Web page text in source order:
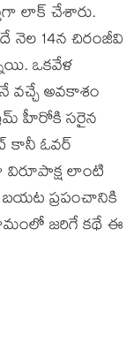
లాక్ చేశారు.
నెల 14న చిరంజీవి
ఒకవేళ
వచ్చే అవకాశం
హీరోకి సరైన
కానీ ఓవర్
లాంటి
ప్రపంచానికి
జరిగే కథే ఈ